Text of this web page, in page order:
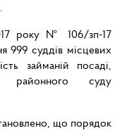
року № 106/зп-17
999 суддів місцевих
займаній посаді,
районного суду
що порядок